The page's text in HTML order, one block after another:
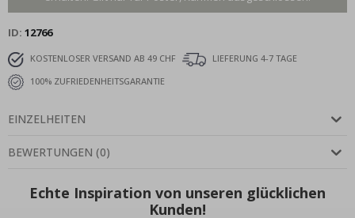
ID 12766
KOSTENLOSER VERSAND AB 49 CHF
LIEFERUNG 4-7 TAGE
100% ZUFRIEDENHEITSGARANTIE
EINZELHEITEN
BEWERTUNGEN (0)
Echte Inspiration von unseren glücklichen
Kunden!